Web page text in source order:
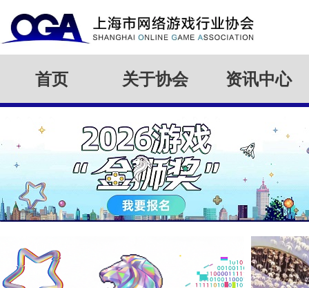
首页 关于协会 资讯中心